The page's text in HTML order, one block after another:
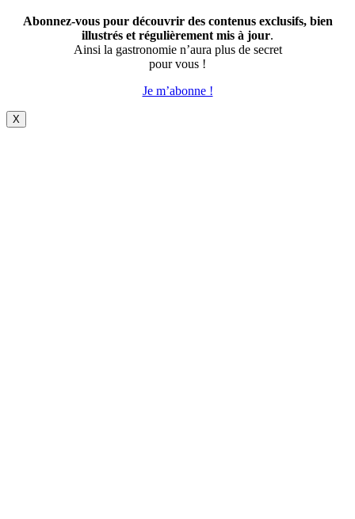
Abonnez-vous pour découvrir des contenus exclusifs, bien
illustrés et régulièrement mis à jour.
Ainsi la gastronomie n’aura plus de secret
pour vous !
Je m’abonne !
X